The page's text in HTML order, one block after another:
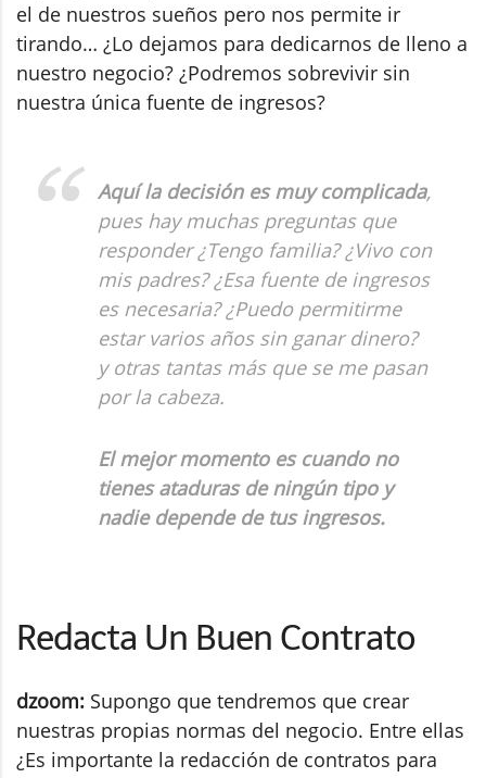
el de nuestros sueños pero nos permite ir
tirando… ¿Lo dejamos para dedicarnos de lleno a
nuestro negocio? ¿Podremos sobrevivir sin
nuestra única fuente de ingresos?
Aquí la decisión es muy complicada,
pues hay muchas preguntas que
responder ¿Tengo familia? ¿Vivo con
mis padres? ¿Esa fuente de ingresos
es necesaria? ¿Puedo permitirme
estar varios años sin ganar dinero?
y otras tantas más que se me pasan
por la cabeza.
El mejor momento es cuando no
tienes ataduras de ningún tipo y
nadie depende de tus ingresos.
Redacta Un Buen Contrato
dzoom: Supongo que tendremos que crear
nuestras propias normas del negocio. Entre ellas
¿Es importante la redacción de contratos para